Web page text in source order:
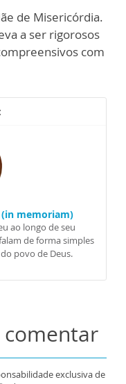
de Misericórdia.
a ser rigorosos
com
(in memoriam)
ao longo de seu
de forma simples
povo de Deus.
exclusiva de